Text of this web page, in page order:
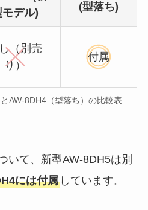
モデル)
(型落ち)
（別売
り）
付属
AW-8DH4（型落ち）の比較表
いて、新型AW-8DH5は別
には付属しています。